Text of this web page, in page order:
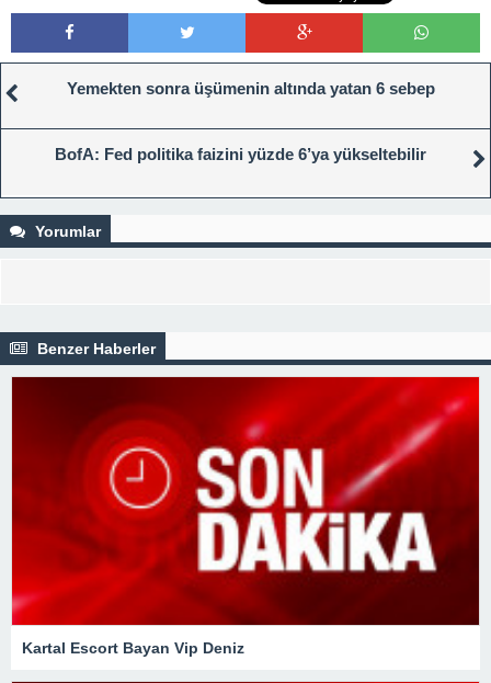
Yemekten sonra üşümenin altında yatan 6 sebep
BofA: Fed politika faizini yüzde 6’ya yükseltebilir
Yorumlar
Benzer Haberler
Kartal Escort Bayan Vip Deniz